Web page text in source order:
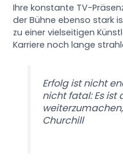
Ihre konstante TV-
der Bühne ebenso stark
zu einer vielseitigen
Karriere noch lange
Erfolg ist nicht
nicht fatal: Es ist
Churchill